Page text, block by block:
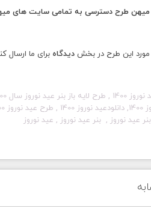
میهن طرح دسترسی به تمامی سایت های
مورد این طرح در بخش دیدگاه برای ما ارسال
نوروز 1400
, طرح لایه باز بنر عید نوروز سال 1400،
1400, دانلودعید نوروز 1400 , طرح عید نوروز
بنر عید نوروز , بنر عید نوروز , عید نوروز